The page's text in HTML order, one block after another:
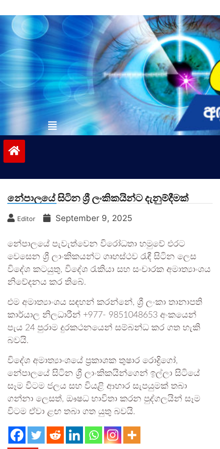
to
contentvinivida.lk
නේපාලයේ සිටින ශ්‍රී ලංකිකයින්ට දැනුම්දීමක්
Editor September 9, 2025
නේපාලයේ පැවැත්වෙන විරෝධතා හමුවේ එරට
වෙසෙන ශ්‍රී ලාංකිකයන්ට ගෘහස්ථව රැඳී සිටින ලෙස
විදේශ කටයුතු, විදේශ රැකියා සහ සංචාරක අමාත්‍යාංශය
නිවේදනය කර තිබේ.
එම අමාත්‍යාංශය සඳහන් කරන්නේ, ශ්‍රී ලංකා තානාපති
කාර්යාල නිලධාරීන් +977- 9851048653 අංකයෙන්
පැය 24 පුරාම දුරකථනයෙන් සම්බන්ධ කර ගත හැකි
බවයි.
විදේශ අමාත්‍යාංශයේ ප්‍රකාශක තුෂාර රොද්‍රිගෝ,
නේපාලයේ සිටින ශ්‍රී ලාංකිකයින්ගෙන් ඉල්ලා සිටියේ
සෑම විටම ජලය සහ වියළි ආහාර සැපයුමක් තබා
ගන්නා ලෙසත්, ඖෂධ භාවිතා කරන පුද්ගලයින් සෑම
විටම ඒවා ළඟ තබා ගත යුතු බවයි.